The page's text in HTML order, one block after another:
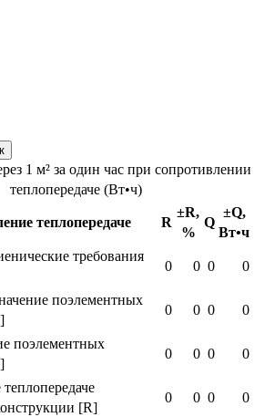
1 м² за один час при сопротивлении
теплопередаче (Вт•ч)
теплопередаче R
±R,
%
Q
±Q,
Вт•ч
требования
0 0 0 0
поэлементных
0 0 0 0
поэлементных
0 0 0 0
[R]
0 0 0 0